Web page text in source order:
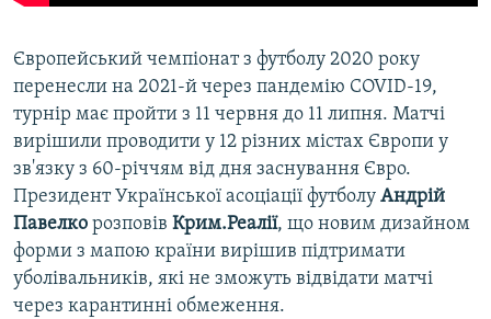
Європейський чемпіонат з футболу 2020 року
перенесли на 2021-й через пандемію COVID-19,
турнір має пройти з 11 червня до 11 липня. Матчі
вирішили проводити у 12 різних містах Європи у
зв'язку з 60-річчям від дня заснування Євро.
Президент Української асоціації футболу Андрій
Павелко розповів Крим.Реалії, що новим дизайном
форми з мапою країни вирішив підтримати
уболівальників, які не зможуть відвідати матчі
через карантинні обмеження.